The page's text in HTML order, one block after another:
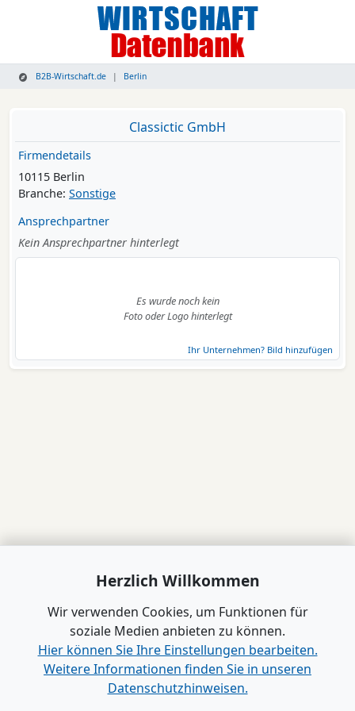
B2B-Wirtschaft.de Berlin
Classictic GmbH
Firmendetails
10115 Berlin
Branche: Sonstige
Ansprechpartner
Kein Ansprechpartner hinterlegt
Es wurde noch kein
Foto oder Logo hinterlegt
Ihr Unternehmen? Bild hinzufügen
Herzlich Willkommen
Wir verwenden Cookies, um Funktionen für
soziale Medien anbieten zu können.
Hier können Sie Ihre Einstellungen bearbeiten.
Weitere Informationen finden Sie in unseren
Datenschutzhinweisen.